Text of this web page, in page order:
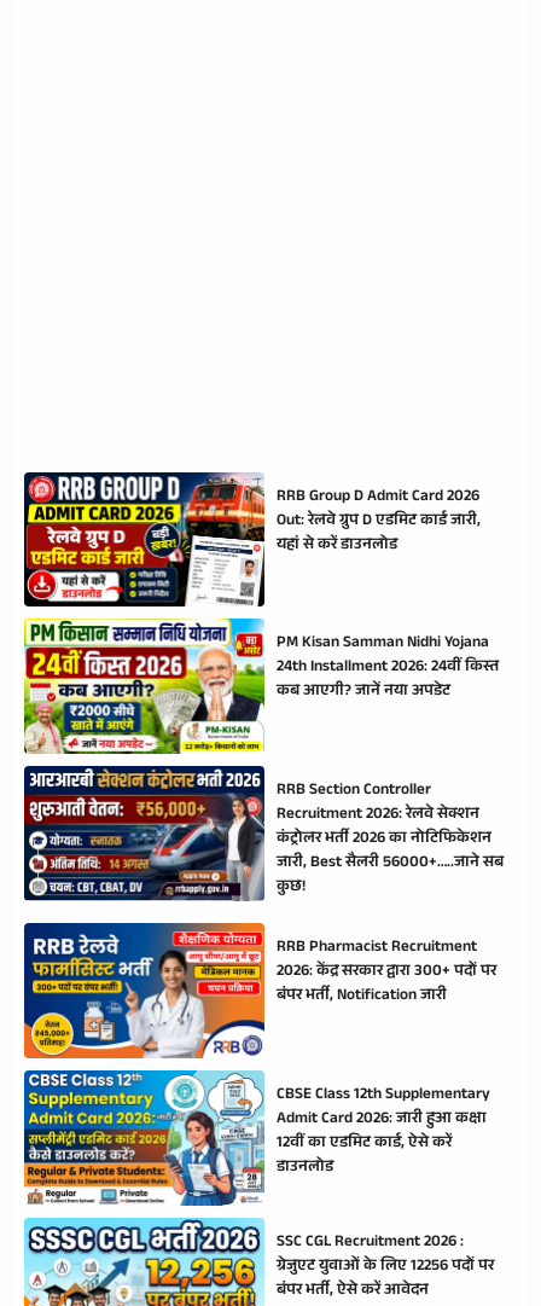
RRB Group D Admit Card 2026
Out: रेलवे ग्रुप D एडमिट कार्ड जारी,
यहां से करें डाउनलोड
PM Kisan Samman Nidhi Yojana
24th Installment 2026: 24वीं किस्त
कब आएगी? जानें नया अपडेट
RRB Section Controller
Recruitment 2026: रेलवे सेक्शन
कंट्रोलर भर्ती 2026 का नोटिफिकेशन
जारी, Best सैलरी 56000+…..जाने सब
कुछ!
RRB Pharmacist Recruitment
2026: केंद्र सरकार द्वारा 300+ पदों पर
बंपर भर्ती, Notification जारी
CBSE Class 12th Supplementary
Admit Card 2026: जारी हुआ कक्षा
12वीं का एडमिट कार्ड, ऐसे करें
डाउनलोड
SSC CGL Recruitment 2026 :
ग्रेजुएट युवाओं के लिए 12256 पदों पर
बंपर भर्ती, ऐसे करें आवेदन